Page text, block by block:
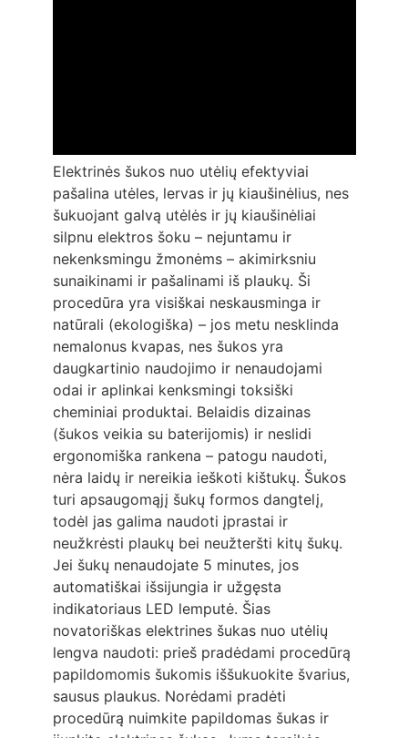
Elektrinės šukos nuo utėlių efektyviai
pašalina utėles, lervas ir jų kiaušinėlius, nes
šukuojant galvą utėlės ir jų kiaušinėliai
silpnu elektros šoku – nejuntamu ir
nekenksmingu žmonėms – akimirksniu
sunaikinami ir pašalinami iš plaukų. Ši
procedūra yra visiškai neskausminga ir
natūrali (ekologiška) – jos metu nesklinda
nemalonus kvapas, nes šukos yra
daugkartinio naudojimo ir nenaudojami
odai ir aplinkai kenksmingi toksiški
cheminiai produktai. Belaidis dizainas
(šukos veikia su baterijomis) ir neslidi
ergonomiška rankena – patogu naudoti,
nėra laidų ir nereikia ieškoti kištukų. Šukos
turi apsaugomąjį šukų formos dangtelį,
todėl jas galima naudoti įprastai ir
neužkrėsti plaukų bei neužteršti kitų šukų.
Jei šukų nenaudojate 5 minutes, jos
automatiškai išsijungia ir užgęsta
indikatoriaus LED lemputė. Šias
novatoriškas elektrines šukas nuo utėlių
lengva naudoti: prieš pradėdami procedūrą
papildomomis šukomis iššukuokite švarius,
sausus plaukus. Norėdami pradėti
procedūrą nuimkite papildomas šukas ir